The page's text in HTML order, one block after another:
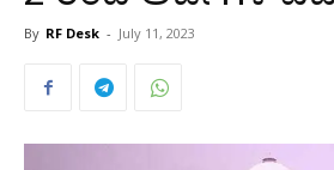
By RF Desk - July 11, 2023